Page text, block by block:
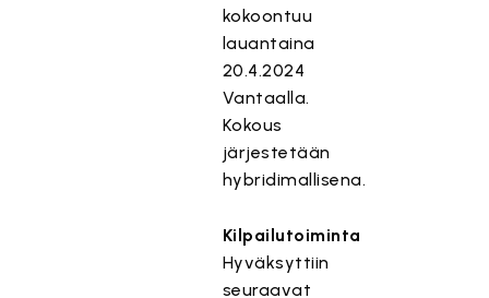
kokoontuu
lauantaina
20.4.2024
Vantaalla.
Kokous
järjestetään
hybridimallisena.
Kilpailutoiminta
Hyväksyttiin
seuraavat